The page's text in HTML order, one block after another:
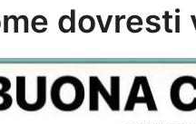
dovresti